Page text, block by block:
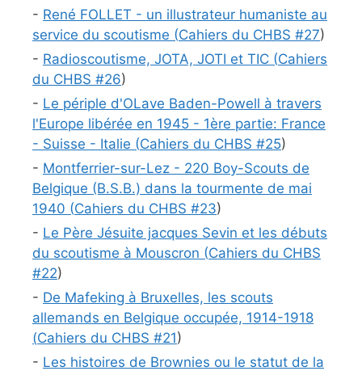
- René FOLLET - un illustrateur humaniste au
service du scoutisme (Cahiers du CHBS #27)
- Radioscoutisme, JOTA, JOTI et TIC (Cahiers
du CHBS #26)
- Le périple d'OLave Baden-Powell à travers
l'Europe libérée en 1945 - 1ère partie: France
- Suisse - Italie (Cahiers du CHBS #25)
- Montferrier-sur-Lez - 220 Boy-Scouts de
Belgique (B.S.B.) dans la tourmente de mai
1940 (Cahiers du CHBS #23)
- Le Père Jésuite jacques Sevin et les débuts
du scoutisme à Mouscron (Cahiers du CHBS
#22)
- De Mafeking à Bruxelles, les scouts
allemands en Belgique occupée, 1914-1918
(Cahiers du CHBS #21)
- Les histoires de Brownies ou le statut de la